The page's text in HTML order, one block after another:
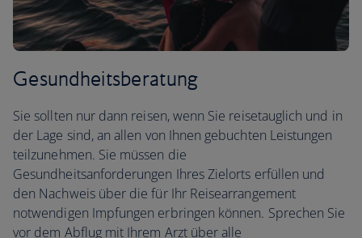
Gesundheitsberatung
Sie sollten nur dann reisen, wenn Sie reisetauglich und in
der Lage sind, an allen von Ihnen gebuchten Leistungen
teilzunehmen. Sie müssen die
Gesundheitsanforderungen Ihres Zielorts erfüllen und
den Nachweis über die für Ihr Reisearrangement
notwendigen Impfungen erbringen können. Sprechen Sie
vor dem Abflug mit Ihrem Arzt über alle